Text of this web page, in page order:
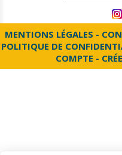
MENTIONS LÉGALES
POLITIQUE DE
COMPTE